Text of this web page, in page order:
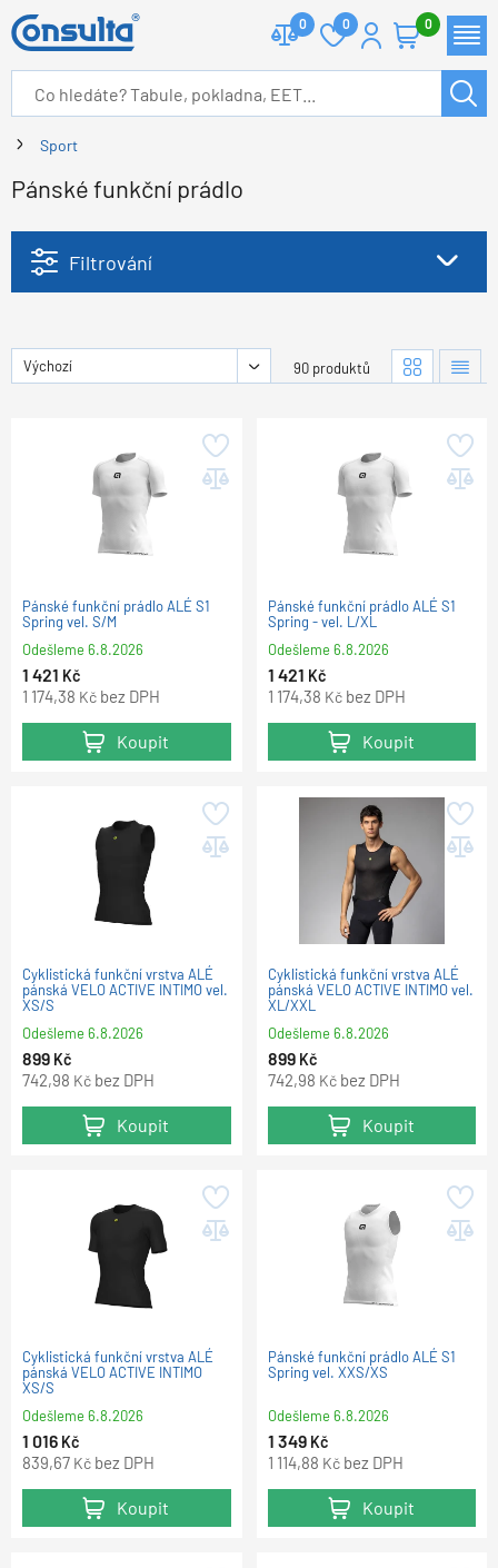
0 0 0
Sport
Pánské funkční prádlo
Filtrování
Výchozí 90 produktů
Pánské funkční prádlo ALÉ S1
Spring vel. S/M
Odešleme6.8.2026
1 421 Kč
1 174,38 Kč bez DPH
Koupit
Pánské funkční prádlo ALÉ S1
Spring - vel. L/XL
Odešleme6.8.2026
1 421 Kč
1 174,38 Kč bez DPH
Koupit
Cyklistická funkční vrstva ALÉ
pánská VELO ACTIVE INTIMO vel.
XS/S
Odešleme6.8.2026
899 Kč
742,98 Kč bez DPH
Koupit
Cyklistická funkční vrstva ALÉ
pánská VELO ACTIVE INTIMO vel.
XL/XXL
Odešleme6.8.2026
899 Kč
742,98 Kč bez DPH
Koupit
Cyklistická funkční vrstva ALÉ
pánská VELO ACTIVE INTIMO
XS/S
Odešleme6.8.2026
1 016 Kč
839,67 Kč bez DPH
Koupit
Pánské funkční prádlo ALÉ S1
Spring vel. XXS/XS
Odešleme6.8.2026
1 349 Kč
1 114,88 Kč bez DPH
Koupit